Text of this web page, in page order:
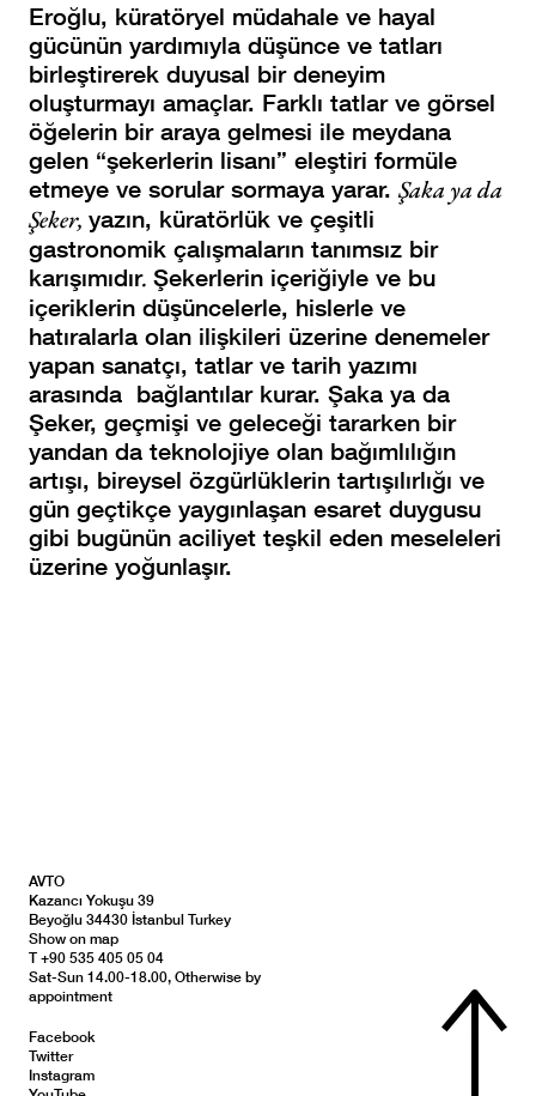
Eroğlu, küratöryel müdahale ve hayal
gücünün yardımıyla düşünce ve tatları
birleştirerek duyusal bir deneyim
oluşturmayı amaçlar. Farklı tatlar ve görsel
öğelerin bir araya gelmesi ile meydana
gelen “şekerlerin lisanı” eleştiri formüle
etmeye ve sorular sormaya yarar. Şaka ya da
Şeker, yazın, küratörlük ve çeşitli
gastronomik çalışmaların tanımsız bir
karışımıdır. Şekerlerin içeriğiyle ve bu
içeriklerin düşüncelerle, hislerle ve
hatıralarla olan ilişkileri üzerine denemeler
yapan sanatçı, tatlar ve tarih yazımı
arasında bağlantılar kurar. Şaka ya da
Şeker, geçmişi ve geleceği tararken bir
yandan da teknolojiye olan bağımlılığın
artışı, bireysel özgürlüklerin tartışılırlığı ve
gün geçtikçe yaygınlaşan esaret duygusu
gibi bugünün aciliyet teşkil eden meseleleri
üzerine yoğunlaşır.
AVTO
Kazancı Yokuşu 39
Beyoğlu 34430 İstanbul Turkey
Show on map
T +90 535 405 05 04
Sat-Sun 14.00-18.00, Otherwise by
appointment
Facebook
Twitter
Instagram